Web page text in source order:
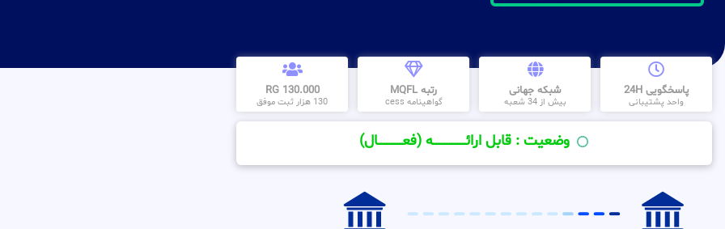
پاسخگویی 24H
واحد پشتیبانی
شبکه جهانی
بیش از 34 شعبه
رتبه MQFL
گواهینامه cess
130.000 RG
130 هزار ثبت موفق
وضعیت : قابل ارائــــــــــــــــــــه (فعـــــــــــــــال)